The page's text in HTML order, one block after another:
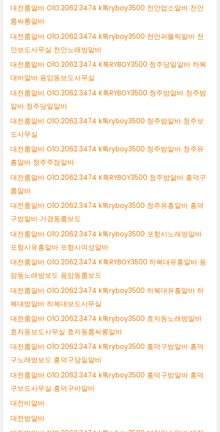
대전룸알바 O1O.2062.3474 k톡ryboy3500 천안업소알바 천안
룸싸롱알바
대전룸알바 O1O.2062.3474 k톡ryboy3500 천안퍼블릭알바 천
안보도사무실 천안노래방알바
대전룸알바 O1O.2062.3474 K톡RYBOY3500 청주당일알바 하복
대바알바 용암동보도사무실
대전룸알바 O1O.2062.3474 K톡RYBOY3500 청주밤알바 청주밤
알바 청주당일알바
대전룸알바 O1O.2062.3474 k톡ryboy3500 청주밤알바 청주보
도사무실
대전룸알바 O1O.2062.3474 k톡ryboy3500 청주밤알바 청주유
흥알바 청주주점알바
대전룸알바 O1O.2062.3474 K톡RYBOY3500 청주밤알바 흥덕구
룸알바
대전룸알바 O1O.2062.3474 k톡ryboy3500 청주유흥알바 흥덕
구밤알바 가경동룸보도
대전룸알바 O1O.2062.3474 k톡ryboy3500 포항시노래방알바
포항시유흥알바 포항시여성알바
대전룸알바 O1O.2062.3474 K톡RYBOY3500 하복대유흥알바 용
암동노래방보도 용암동룸보도
대전룸알바 O1O.2062.3474 k톡ryboy3500 하복대유흥알바 하
복대밤알바 하복대보도사무실
대전룸알바 O1O.2062.3474 k톡ryboy3500 효자동노래방알바
효자동보도사무실 효자동룸싸롱알바
대전룸알바 O1O.2062.3474 k톡ryboy3500 흥덕구밤알바 흥덕
구노래방보도 흥덕구당일알바
대전룸알바 O1O.2062.3474 k톡ryboy3500 흥덕구밤알바 흥덕
구보도사무실 흥덕구바알바
대전바알바
대전밤알바